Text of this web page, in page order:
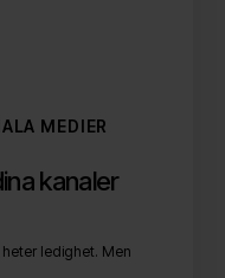
MEDIER
kanaler
ledighet. Men